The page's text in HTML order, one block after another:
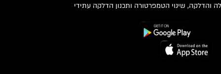
והדלקה, שינוי הטמפרטורה ותכנון הדלקה עתידי